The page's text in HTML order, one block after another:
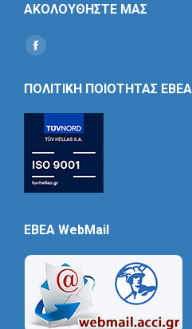
ΑΚΟΛΟΥΘΗΣΤΕ ΜΑΣ
Find us on:
Social
ΠΟΛΙΤΙΚΗ ΠΟΙΟΤΗΤΑΣ ΕΒΕΑ
EBEA WebMail